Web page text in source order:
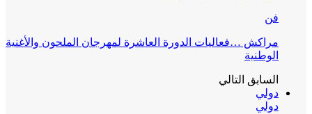
فن
مراكش …فعاليات الدورة العاشرة لمهرجان الملحون والأغنية
الوطنية
السابق التالي
دولي
دولي